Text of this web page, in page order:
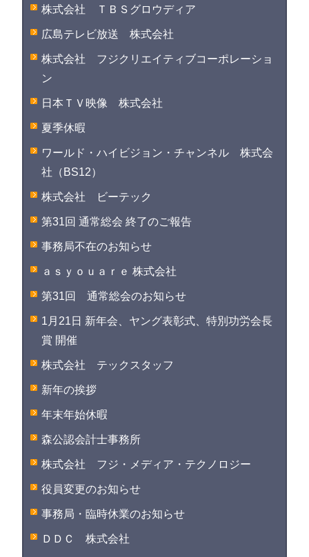
株式会社 ＴＢＳグロウディア
広島テレビ放送 株式会社
株式会社 フジクリエイティブコーポレーショ
ン
日本ＴＶ映像 株式会社
夏季休暇
ワールド・ハイビジョン・チャンネル 株式会
社（BS12）
株式会社 ビーテック
第31回 通常総会 終了のご報告
事務局不在のお知らせ
ａｓｙｏｕａｒｅ 株式会社
第31回 通常総会のお知らせ
1月21日 新年会、ヤング表彰式、特別功労会長
賞 開催
株式会社 テックスタッフ
新年の挨拶
年末年始休暇
森公認会計士事務所
株式会社 フジ・メディア・テクノロジー
役員変更のお知らせ
事務局・臨時休業のお知らせ
ＤＤＣ 株式会社